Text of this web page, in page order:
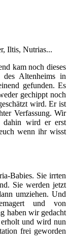
Iltis, Nutrias...
kam noch dieses
Altenheims in
gefunden. Es
gechippt noch
wird. Er ist
Verfassung. Wir
dahin wird er erst
wenn ihr wisst
Babies. Sie irrten
Sie werden jetzt
umziehen. Und
und von
haben wir gedacht
und wird nun
frei geworden